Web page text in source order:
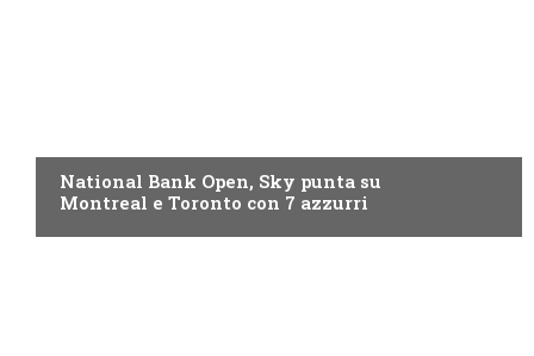
National Bank Open, Sky punta su
Montreal e Toronto con 7 azzurri